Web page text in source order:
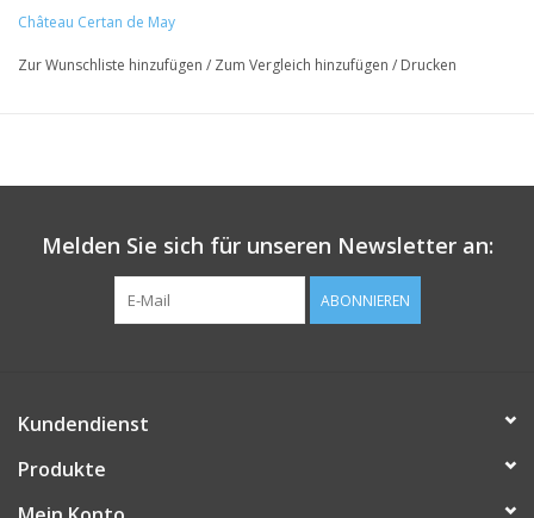
Château Certan de May
Zur Wunschliste hinzufügen / Zum Vergleich hinzufügen / Drucken
Melden Sie sich für unseren Newsletter an:
ABONNIEREN
Kundendienst
Produkte